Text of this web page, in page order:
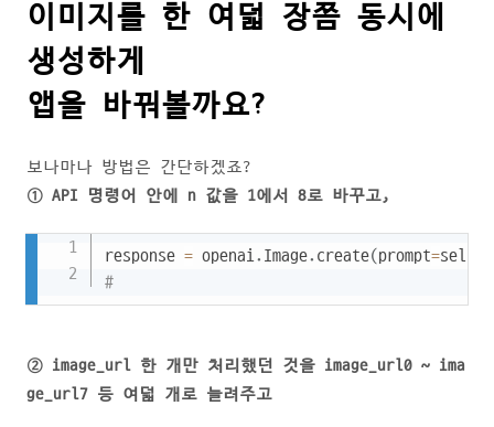
이미지를 한 여덟 장쯤 동시에
생성하게
앱을 바꿔볼까요?
보나마나 방법은 간단하겠죠?
① API 명령어 안에 n 값을 1에서 8로 바꾸고,
response = openai. Image. create(prompt=self
#
Copy
② image_url 한 개만 처리했던 것을 image_url0 ~ ima
ge_url7 등 여덟 개로 늘려주고